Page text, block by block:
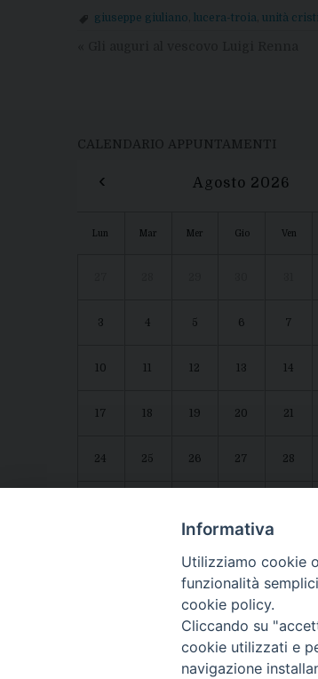
giuseppe giuliano lucera-troia unità
CALENDARIO APPUNTAMENTI
‹ Agosto 2026
Lun Mar Mer Gio Ven
3 4 5 6 7
10 12 13 14
17 18 19 20 21
24 25 26 27 28
Agenda diocesanaInformativa
Utilizziamo cookie
funzionalità
cookie policy.
Cliccando su
cookie utilizzati e
navigazione